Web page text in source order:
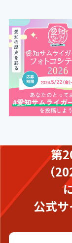
第
（
公式